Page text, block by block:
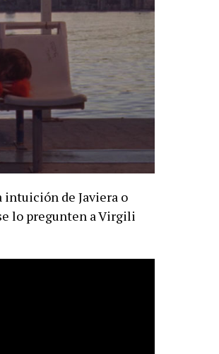
intuición de Javiera o
lo pregunten a Virgili